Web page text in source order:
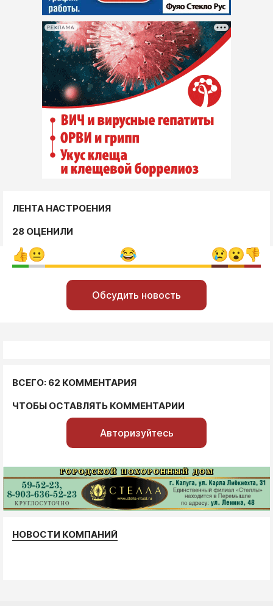
РЕКЛАМА
ЛЕНТА НАСТРОЕНИЯ
28 ОЦЕНИЛИ
Обсудить новость
ВСЕГО: 62 КОММЕНТАРИЯ
ЧТОБЫ ОСТАВЛЯТЬ КОММЕНТАРИИ
Авторизуйтесь
НОВОСТИ КОМПАНИЙ